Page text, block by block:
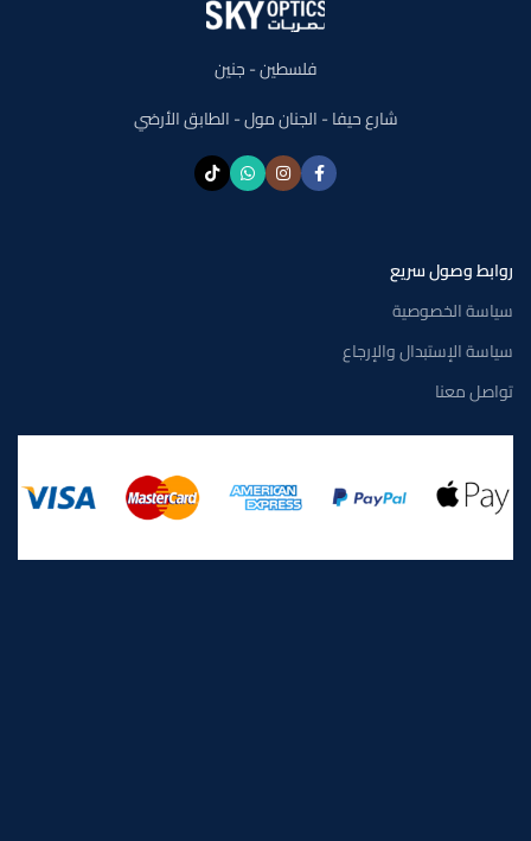
فلسطين - جنين
شارع حيفا - الجنان مول - الطابق الأرضي
روابط وصول سريع
سياسة الخصوصية
سياسة الإستبدال والإرجاع
تواصل معنا